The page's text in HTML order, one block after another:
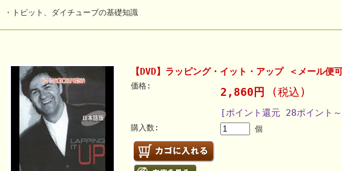
・トピット、ダイチューブの基礎知識
【DVD】ラッピング・イット・アップ ＜メール便
価格: 2,860円 (税込)
[ポイント還元 28ポイント
購入数: 個